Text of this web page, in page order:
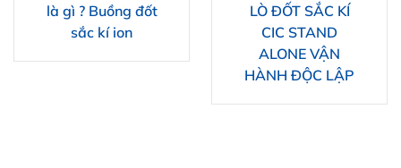
là gì ? Buồng đốt
sắc kí ion
LÒ ĐỐT SẮC KÍ
CIC STAND
ALONE VẬN
HÀNH ĐỘC LẬP